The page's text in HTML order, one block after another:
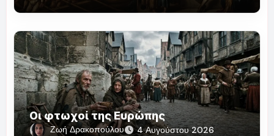
Οι φτωχοί της Ευρώπης
Ζωή Δρακοπούλου 4 Αυγούστου 2026